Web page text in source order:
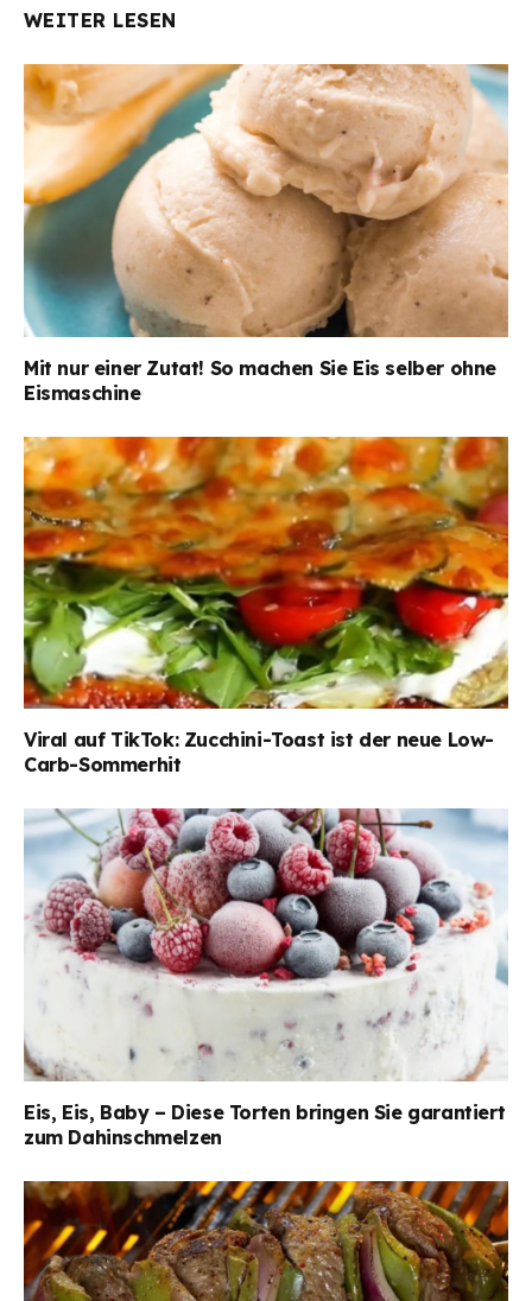
WEITER LESEN
Mit nur einer Zutat! So machen Sie Eis selber ohne
Eismaschine
Viral auf TikTok: Zucchini-Toast ist der neue Low-
Carb-Sommerhit
Eis, Eis, Baby – Diese Torten bringen Sie garantiert
zum Dahinschmelzen